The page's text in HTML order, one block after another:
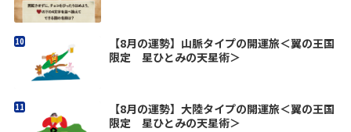
【8月の運勢】山脈タイプの開運旅＜翼の王国
限定 星ひとみの天星術＞
【8月の運勢】大陸タイプの開運旅＜翼の王国
限定 星ひとみの天星術＞